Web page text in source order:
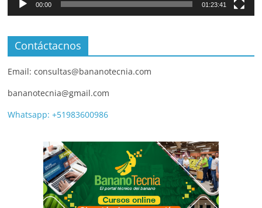
00:00 01:23:41
Contáctacnos
Email: consultas@bananotecnia.com
bananotecnia@gmail.com
Whatsapp: +51983600986